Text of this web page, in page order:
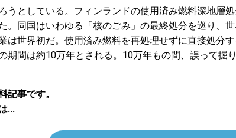
うとしている。フィンランドの使用済み燃料深地層
。同国はいわゆる「核のごみ」の最終処分を巡り、
は世界初だ。使用済み燃料を再処理せずに直接処分
期間は約10万年とされる。10万年もの間、誤って掘
記事です。
...